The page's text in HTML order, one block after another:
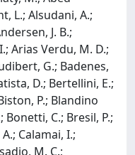
L.; Alsudani, A.;
J. B.;
Arias Verdu, M. D.;
G.; Badenes,
D.; Bertellini, E.;
P.; Blandino
Bonetti, C.; Bresil, P.;
Calamai, I.;
M. C.;